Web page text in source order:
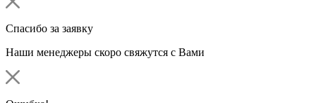
Спасибо за заявку
Наши менеджеры скоро свяжутся с Вами